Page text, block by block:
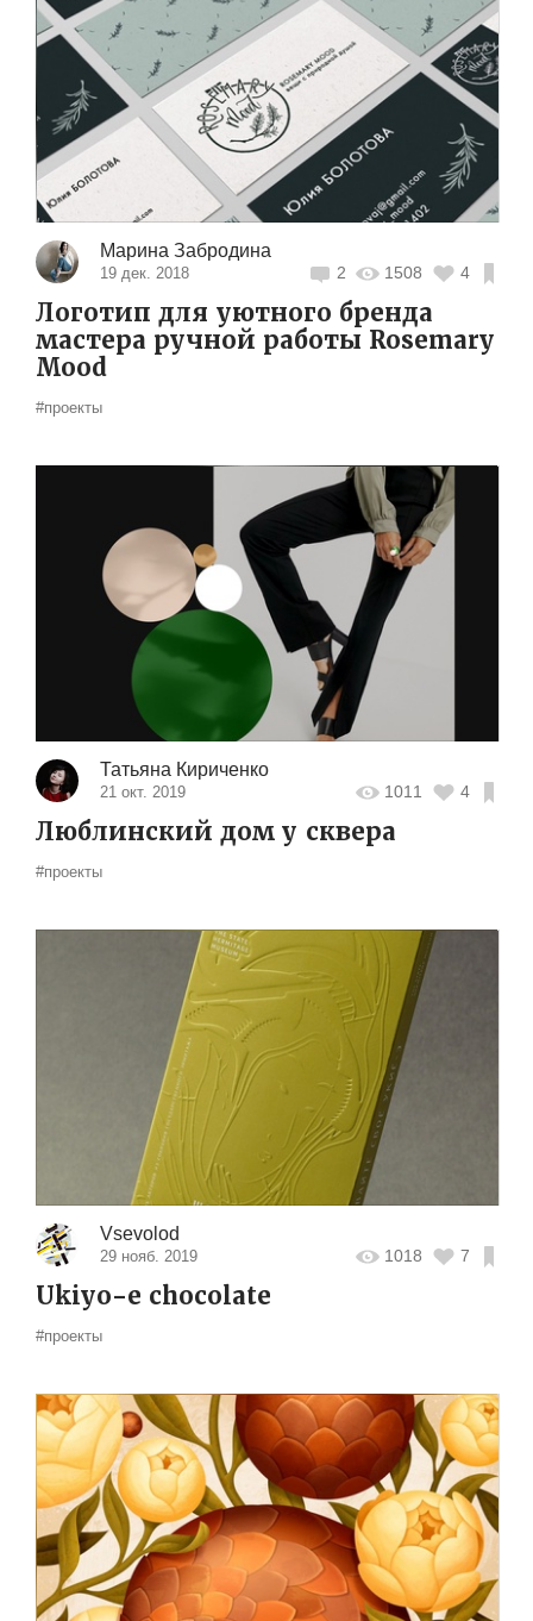
Марина Забродина
19 дек. 2018 2 1508 4
Логотип для уютного бренда
мастера ручной работы Rosemary
Mood
#проекты
Татьяна Кириченко
21 окт. 2019 1011 4
Люблинский дом у сквера
#проекты
Vsevolod
29 нояб. 2019 1018 7
Ukiyo-е chocolate
#проекты